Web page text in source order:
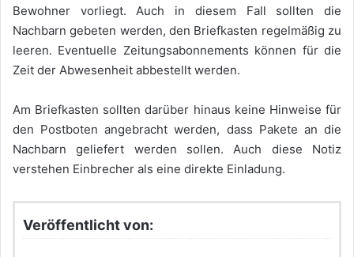
Bewohner vorliegt. Auch in diesem Fall sollten die
Nachbarn gebeten werden, den Briefkasten regelmäßig zu
leeren. Eventuelle Zeitungsabonnements können für die
Zeit der Abwesenheit abbestellt werden.
Am Briefkasten sollten darüber hinaus keine Hinweise für
den Postboten angebracht werden, dass Pakete an die
Nachbarn geliefert werden sollen. Auch diese Notiz
verstehen Einbrecher als eine direkte Einladung.
Veröffentlicht von: